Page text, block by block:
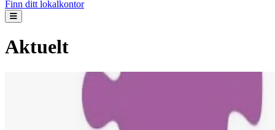
Finn ditt lokalkontor
Aktuelt